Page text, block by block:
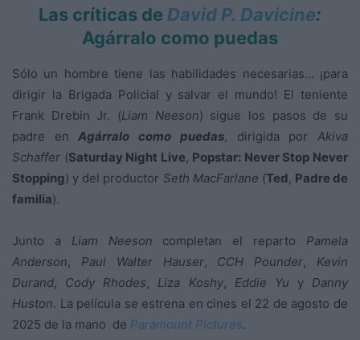
Las críticas de David P. Davicine:
Agárralo como puedas
Sólo un hombre tiene las habilidades necesarias… ¡para
dirigir la Brigada Policial y salvar el mundo! El teniente
Frank Drebin Jr. (Liam Neeson) sigue los pasos de su
padre enAgárralo como puedas, dirigida porAkiva
Schaffer (Saturday Night Live, Popstar: Never Stop Never
Stopping) y del productor Seth MacFarlane (Ted, Padre de
familia).
Junto a Liam Neeson completan el reparto Pamela
Anderson, Paul Walter Hauser, CCH Pounder, Kevin
Durand, Cody Rhodes, Liza Koshy, Eddie Yu yDanny
Huston. La película se estrena en cines el 22 de agosto de
2025 de la mano de Paramount Pictures.